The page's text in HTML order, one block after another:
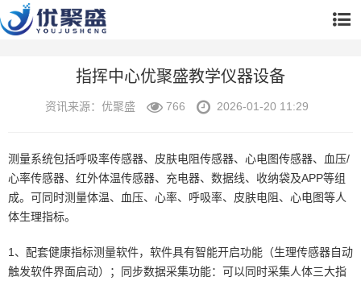
指挥中心优聚盛教学仪器设备
资讯来源：优聚盛 766 2026-01-20 11:29
测量系统包括呼吸率传感器、皮肤电阻传感器、心电图传感器、血压/
心率传感器、红外体温传感器、充电器、数据线、收纳袋及APP等组
成。可同时测量体温、血压、心率、呼吸率、皮肤电阻、心电图等人
体生理指标。
1、配套健康指标测量软件，软件具有智能开启功能（生理传感器自动
触发软件界面启动）；同步数据采集功能：可以同时采集人体三大指